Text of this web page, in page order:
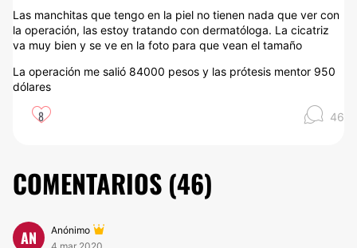
Las manchitas que tengo en la piel no tienen nada que ver con
la operación, las estoy tratando con dermatóloga. La cicatriz
va muy bien y se ve en la foto para que vean el tamaño
La operación me salió 84000 pesos y las prótesis mentor 950
dólares
8 46
COMENTARIOS (46)
AN
Anónimo